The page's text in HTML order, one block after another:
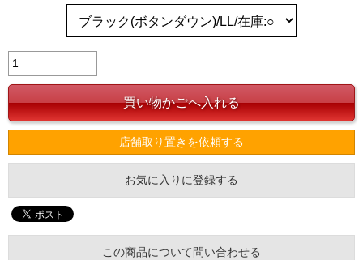
店舗取り置きを依頼する
お気に入りに登録する
この商品について問い合わせる